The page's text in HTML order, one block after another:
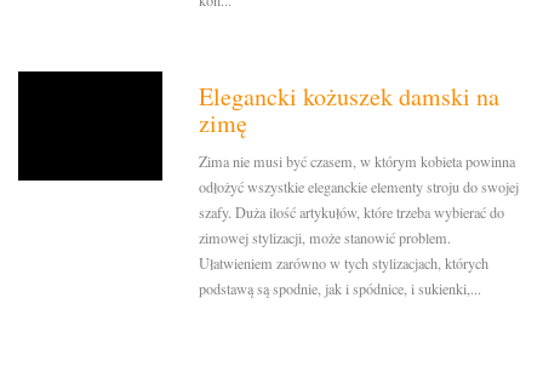
Elegancki kożuszek damski na
zimę
Zima nie musi być czasem, w którym kobieta powinna
odłożyć wszystkie eleganckie elementy stroju do swojej
szafy. Duża ilość artykułów, które trzeba wybierać do
zimowej stylizacji, może stanowić problem.
Ułatwieniem zarówno w tych stylizacjach, których
podstawą są spodnie, jak i spódnice, i sukienki,...